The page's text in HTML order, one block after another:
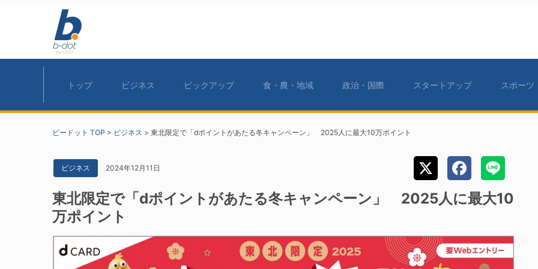
トップ ビジネス ピックアップ 食・農・地域 政治・国際 スタートアップ スポーツ
ビードット TOP > ビジネス > 東北限定で「dポイントがあたる冬キャンペーン」 2025人に最大10万ポイント
ビジネス 2024年12月11日
東北限定で「dポイントがあたる冬キャンペーン」 2025人に最大10
万ポイント